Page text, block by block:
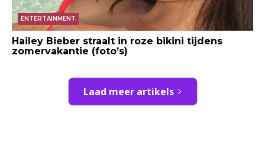
ENTERTAINMENT
Hailey Bieber straalt in roze bikini tijdens
zomervakantie (foto’s)
Laad meer artikels